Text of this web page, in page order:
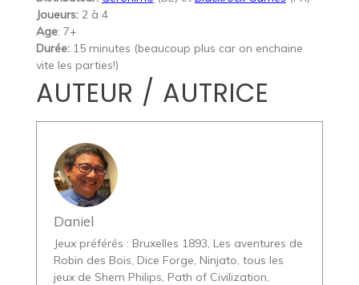
Joueurs:2 à 4
Age: 7+
Durée: 15 minutes (beaucoup plus car on enchaine
vite les parties!)
AUTEUR / AUTRICE
Daniel
Jeux préférés : Bruxelles 1893, Les aventures de
Robin des Bois, Dice Forge, Ninjato, tous les
jeux de Shem Philips, Path of Civilization,